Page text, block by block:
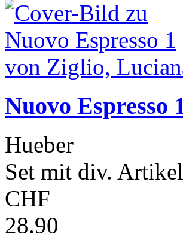
Nuovo Espresso
Hueber
Set mit div.
CHF
28.90